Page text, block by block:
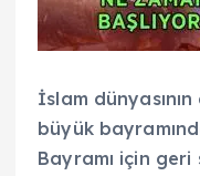
İslam
büyük
Bayramı için geri